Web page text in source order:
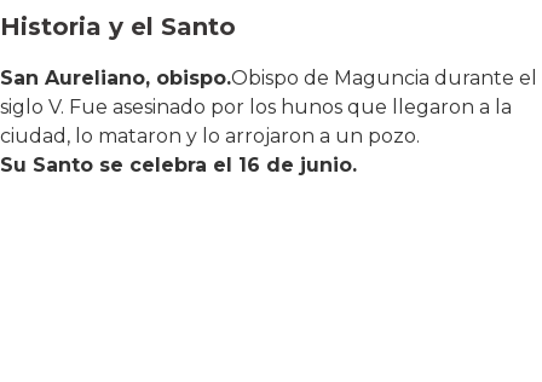
Historia y el Santo
San Aureliano, obispo.Obispo de Maguncia durante el
siglo V. Fue asesinado por los hunos que llegaron a la
ciudad, lo mataron y lo arrojaron a un pozo.
Su Santo se celebra el 16 de junio.